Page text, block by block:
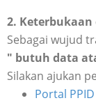
2.
Sebagai wujud
" butuh data
Silakan ajukan
Portal